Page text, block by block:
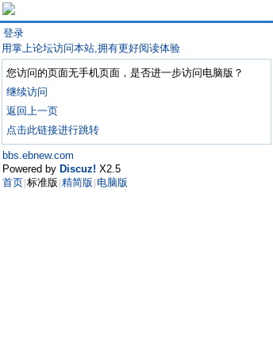
登录
用掌上论坛访问本站,拥有更好阅读体验
您访问的页面无手机页面，是否进一步访问电脑版？
继续访问
返回上一页
点击此链接进行跳转
bbs.ebnew.com
Powered by Discuz! X2.5
首页 标准版 精简版 电脑版